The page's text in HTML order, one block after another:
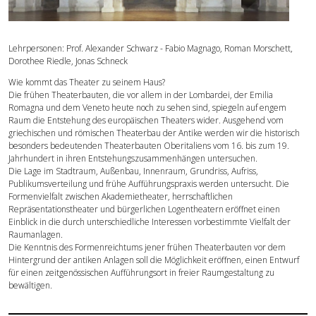
Forschung
Publikationen
Kontakt
Lehrpersonen: Prof. Alexander Schwarz - Fabio Magnago, Roman Morschett,
Dorothee Riedle, Jonas Schneck
Wie kommt das Theater zu seinem Haus?
Die frühen Theaterbauten, die vor allem in der Lombardei, der Emilia
Romagna und dem Veneto heute noch zu sehen sind, spiegeln auf engem
Raum die Entstehung des europäischen Theaters wider. Ausgehend vom
griechischen und römischen Theaterbau der Antike werden wir die historisch
besonders bedeutenden Theaterbauten Oberitaliens vom 16. bis zum 19.
Jahrhundert in ihren Entstehungszusammenhängen untersuchen.
Die Lage im Stadtraum, Außenbau, Innenraum, Grundriss, Aufriss,
Publikumsverteilung und frühe Aufführungspraxis werden untersucht. Die
Formenvielfalt zwischen Akademietheater, herrschaftlichen
Repräsentationstheater und bürgerlichen Logentheatern eröffnet einen
Einblick in die durch unterschiedliche Interessen vorbestimmte Vielfalt der
Raumanlagen.
Die Kenntnis des Formenreichtums jener frühen Theaterbauten vor dem
Hintergrund der antiken Anlagen soll die Möglichkeit eröffnen, einen Entwurf
für einen zeitgenössischen Aufführungsort in freier Raumgestaltung zu
bewältigen.